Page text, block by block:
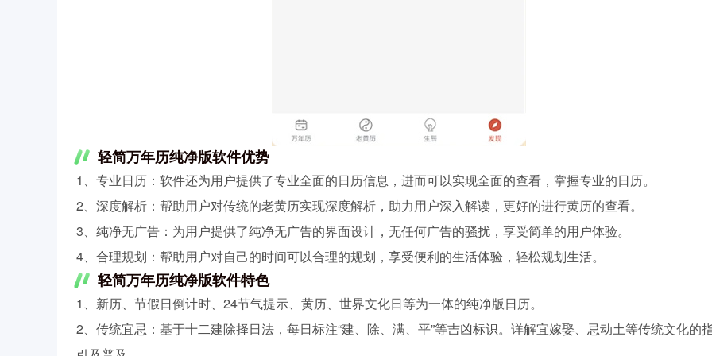
轻简万年历纯净版软件优势
1、专业日历：软件还为用户提供了专业全面的日历信息，进而可以实现全面的查看，掌握专业的日历。
2、深度解析：帮助用户对传统的老黄历实现深度解析，助力用户深入解读，更好的进行黄历的查看。
3、纯净无广告：为用户提供了纯净无广告的界面设计，无任何广告的骚扰，享受简单的用户体验。
4、合理规划：帮助用户对自己的时间可以合理的规划，享受便利的生活体验，轻松规划生活。
轻简万年历纯净版软件特色
1、新历、节假日倒计时、24节气提示、黄历、世界文化日等为一体的纯净版日历。
2、传统宜忌：基于十二建除择日法，每日标注“建、除、满、平”等吉凶标识。详解宜嫁娶、忌动土等传统文化的